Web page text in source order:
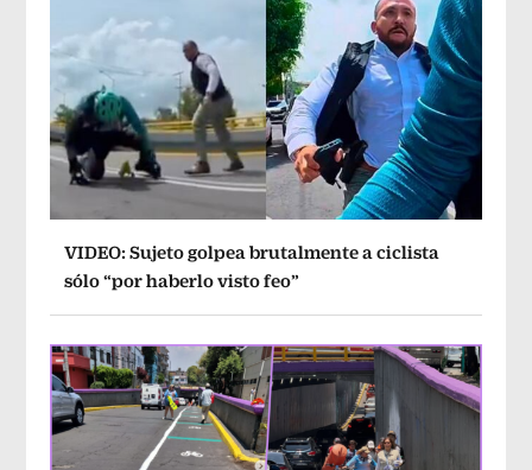
VIDEO: Sujeto golpea brutalmente a ciclista
sólo “por haberlo visto feo”